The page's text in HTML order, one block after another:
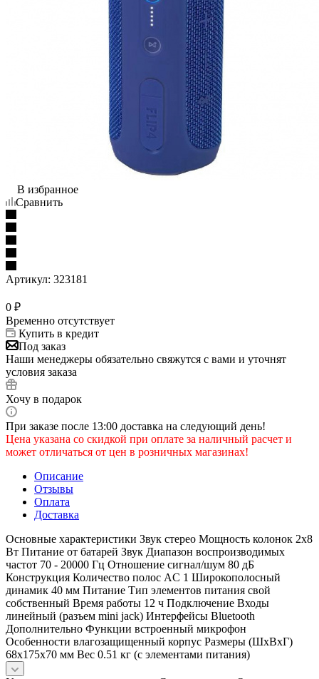
В избранное
Сравнить
Артикул: 323181
0 ₽
Временно отсутствует
Купить в кредит
Под заказ
Наши менеджеры обязательно свяжутся с вами и уточнят
условия заказа
Хочу в подарок
При заказе после 13:00 доставка на следующий день!
Цена указана со скидкой при оплате за наличный расчет и
может отличаться от цен в розничных магазинах!
Описание
Отзывы
Оплата
Доставка
Основные характеристики Звук стерео Мощность колонок 2x8
Вт Питание от батарей Звук Диапазон воспроизводимых
частот 70 - 20000 Гц Отношение сигнал/шум 80 дБ
Конструкция Количество полос AC 1 Широкополосный
динамик 40 мм Питание Тип элементов питания свой
собственный Время работы 12 ч Подключение Входы
линейный (разъем mini jack) Интерфейсы Bluetooth
Дополнительно Функции встроенный микрофон
Особенности влагозащищенный корпус Размеры (ШxВxГ)
68x175x70 мм Вес 0.51 кг (с элементами питания)